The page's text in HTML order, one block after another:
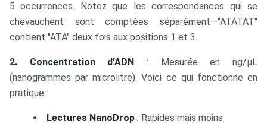
5 occurrences. Notez que les correspondances qui se
chevauchent sont comptées séparément—"ATATAT"
contient "ATA" deux fois aux positions 1 et 3.
2. Concentration d'ADN
: Mesurée en ng/μL
(nanogrammes par microlitre). Voici ce qui fonctionne en
pratique :
Lectures NanoDrop : Rapides mais moins